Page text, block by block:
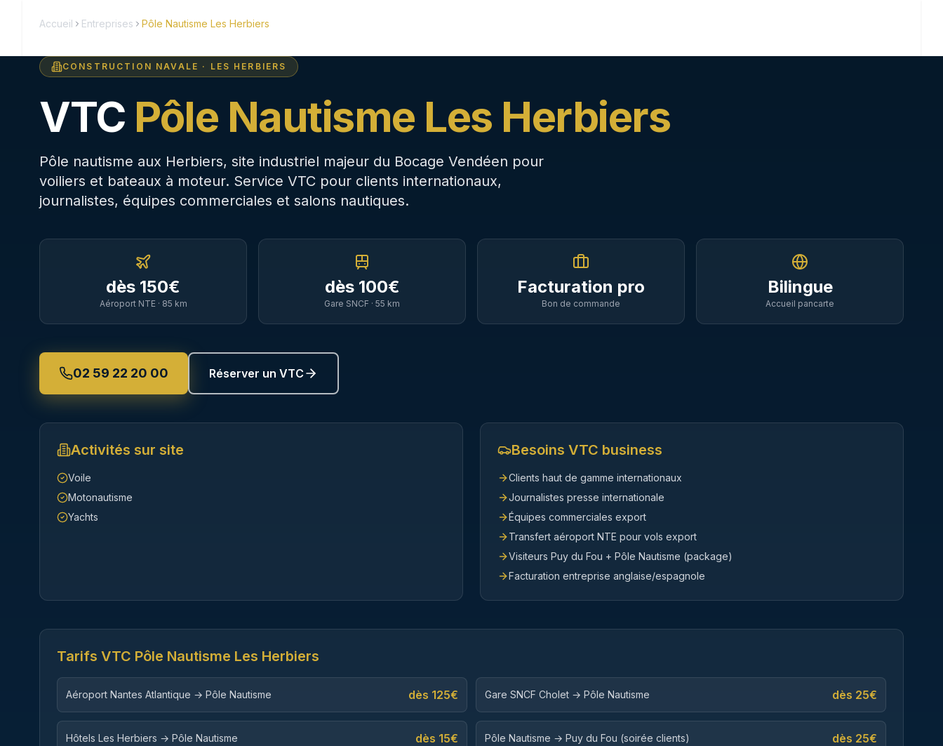
Goloire-Cab Accueil
Accueil Entreprises Pôle Nautisme Les Herbiers
CONSTRUCTION NAVALE · LES HERBIERS
VTC Pôle Nautisme Les Herbiers
Pôle nautisme aux Herbiers, site industriel majeur du Bocage Vendéen pour
voiliers et bateaux à moteur. Service VTC pour clients internationaux,
journalistes, équipes commerciales et salons nautiques.
dès 150€
Aéroport NTE · 85 km
dès 100€
Gare SNCF · 55 km
Facturation pro
Bon de commande
Bilingue
Accueil pancarte
02 59 22 20 00 Réserver un VTC
Activités sur site
Voile
Motonautisme
Yachts
Besoins VTC business
Clients haut de gamme internationaux
Journalistes presse internationale
Équipes commerciales export
Transfert aéroport NTE pour vols export
Visiteurs Puy du Fou + Pôle Nautisme (package)
Facturation entreprise anglaise/espagnole
Tarifs VTC Pôle Nautisme Les Herbiers
Aéroport Nantes Atlantique → Pôle Nautisme dès 125€ Gare SNCF Cholet → Pôle Nautisme dès 25€
Hôtels Les Herbiers → Pôle Nautisme dès 15€ Pôle Nautisme → Puy du Fou (soirée clients) dès 25€